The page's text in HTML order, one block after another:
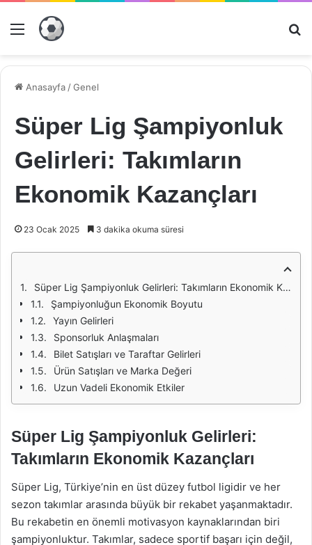
Menü
Anasayfa /Genel
Süper Lig Şampiyonluk
Gelirleri: Takımların
Ekonomik Kazançları
23 Ocak 2025 3 dakika okuma süresi
Süper Lig Şampiyonluk Gelirleri: Takımların Ekonomik Kazançları
Şampiyonluğun Ekonomik Boyutu
Yayın Gelirleri
Sponsorluk Anlaşmaları
Bilet Satışları ve Taraftar Gelirleri
Ürün Satışları ve Marka Değeri
Uzun Vadeli Ekonomik Etkiler
Süper Lig Şampiyonluk Gelirleri:
Takımların Ekonomik Kazançları
Süper Lig, Türkiye’nin en üst düzey futbol ligidir ve her
sezon takımlar arasında büyük bir rekabet yaşanmaktadır.
Bu rekabetin en önemli motivasyon kaynaklarından biri
şampiyonluktur. Takımlar, sadece sportif başarı için değil,